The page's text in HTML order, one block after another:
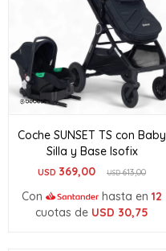
Coche SUNSET TS con Baby
Silla y Base Isofix
USD 369,00 USD613,00
Con hasta en 12
cuotas de USD 30,75